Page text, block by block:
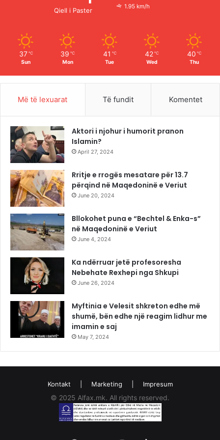
r
Qiell i Paster
1.95 km/h
37 ℃
Sun
39 ℃
Mon
41 ℃
Tue
42 ℃
Wed
40 ℃
Thu
Më të lexuarat Të fundit Komentet
Aktori i njohur i humorit pranon
Islamin?
April 27, 2024
Rritje e rrogës mesatare për 13.7
përqind në Maqedoninë e Veriut
June 20, 2024
Bllokohet puna e “Bechtel & Enka-s”
në Maqedoninë e Veriut
June 4, 2024
Ka ndërruar jetë profesoresha
Nebehate Rexhepi nga Shkupi
June 26, 2024
Myftinia e Velesit shkreton edhe më
shumë, bën edhe një reagim lidhur me
imamin e saj
May 7, 2024
Kontakt Marketing Impresum
© 2025 Alfax.mk. All rights reserved.